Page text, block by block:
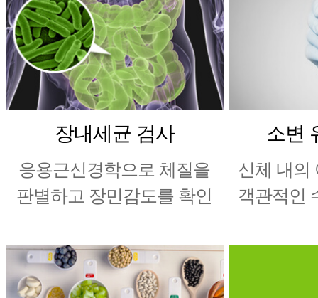
장내세균 검사
응용근신경학으로 체질을
판별하고 장민감도를 확인
소변
신체 내의
객관적인